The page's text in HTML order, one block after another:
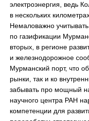
электроэнергия, ведь
в нескольких
Немаловажно
по газификации
вторых, в регионе
и железнодорожное
Мурманский порт, что
рынки, так и ко
забывать про мощный
научного центра РАН
компетенции для